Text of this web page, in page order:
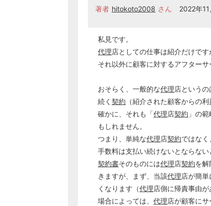
著者 hitokoto2008 さん 2022年
私見です。
代理店としての仕事は紹介だけです
それ以外に顧客に対するアフター
おそらく、一般的な代理店という
続く 契約 （紹介された顧客からの
確かに、それも「代理店契約 」の
もしれません。
つまり、単純な代理店契約ではなく
手数料は支払い続けないとならない
契約書そのものには代理店契約を
きますが、まず、当該代理店が簡単
くなります（代理店側に帰責事由が
場合によっては、 代理店が顧客にサ